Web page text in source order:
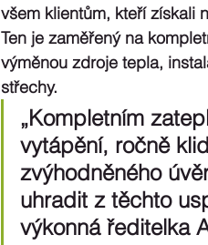
všem klientům, kteří získali
Ten je zaměřený na
výměnou zdroje tepla,
střechy.
„Kompletním
vytápění, ročně
zvýhodněného
uhradit z těchto
výkonná ředitelka